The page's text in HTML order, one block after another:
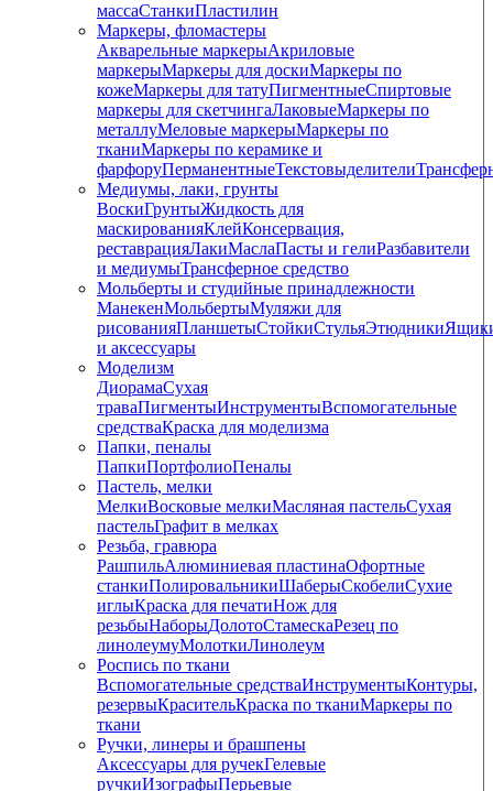
массаСтанкиПластилин
Маркеры, фломастеры
Акварельные маркерыАкриловые
маркерыМаркеры для доскиМаркеры по
кожеМаркеры для татуПигментныеCпиртовые
маркеры для скетчингаЛаковыеМаркеры по
металлуМеловые маркерыМаркеры по
тканиМаркеры по керамике и
фарфоруПерманентныеТекстовыделители
Медиумы, лаки, грунты
ВоскиГрунтыЖидкость для
маскированияКлейКонсервация,
реставрацияЛакиМаслаПасты и гелиРазбавители
и медиумыТрансферное средство
Мольберты и студийные принадлежности
МанекенМольбертыМуляжи для
рисованияПланшетыСтойкиСтульяЭтюдники
и аксессуары
Моделизм
ДиорамаСухая
траваПигментыИнструментыВспомогательные
средстваКраска для моделизма
Папки, пеналы
ПапкиПортфолиоПеналы
Пастель, мелки
МелкиВосковые мелкиМасляная пастельСухая
пастельГрафит в мелках
Резьба, гравюра
РашпильАлюминиевая пластинаОфортные
станкиПолировальникиШаберыСкобелиСухие
иглыКраска для печатиНож для
резьбыНаборыДолотоСтамескаРезец по
линолеумуМолоткиЛинолеум
Роспись по ткани
Вспомогательные средстваИнструментыКонтуры,
резервыКрасительКраска по тканиМаркеры по
ткани
Ручки, линеры и брашпены
Аксессуары для ручекГелевые
ручкиИзографыПерьевые